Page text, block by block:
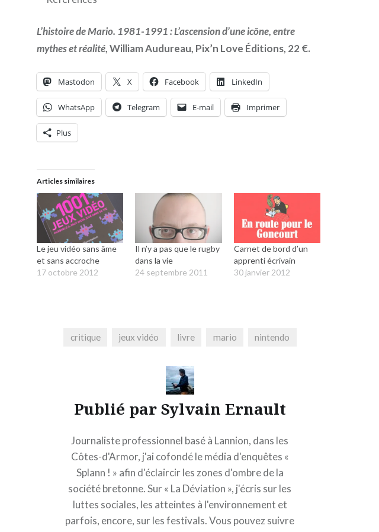
L’histoire de Mario. 1981-1991 : L’ascension d’une icône, entre
mythes et réalité, William Audureau, Pix’n Love Éditions, 22 €.
Mastodon X Facebook LinkedIn
WhatsApp Telegram E-mail Imprimer
Plus
Articles similaires
Le jeu vidéo sans âme
et sans accroche
17 octobre 2012
Il n’y a pas que le rugby
dans la vie
24 septembre 2011
Carnet de bord d’un
apprenti écrivain
30 janvier 2012
critique jeux vidéo livre mario nintendo
Publié parSylvain Ernault
Journaliste professionnel basé à Lannion, dans les
Côtes-d'Armor, j'ai cofondé le média d'enquêtes «
Splann ! » afin d'éclaircir les zones d'ombre de la
société bretonne. Sur « La Déviation », j'écris sur les
luttes sociales, les atteintes à l'environnement et
parfois, encore, sur les festivals. Vous pouvez suivre